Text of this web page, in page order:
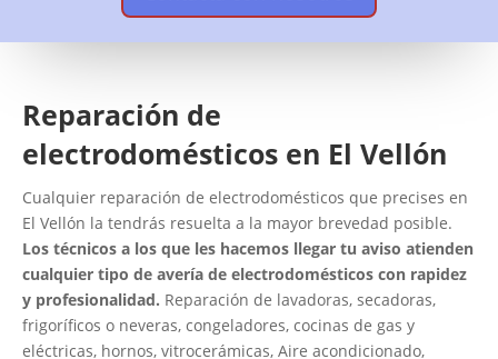
Reparación de
electrodomésticos en El Vellón
Cualquier reparación de electrodomésticos que precises en
El Vellón la tendrás resuelta a la mayor brevedad posible.
Los técnicos a los que les hacemos llegar tu aviso atienden
cualquier tipo de avería de electrodomésticos con rapidez
y profesionalidad. Reparación de lavadoras, secadoras,
frigoríficos o neveras, congeladores, cocinas de gas y
eléctricas, hornos, vitrocerámicas, Aire acondicionado,